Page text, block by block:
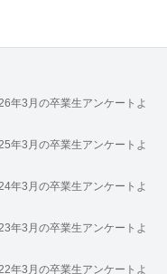
年3月の卒業生アンケートよ
年3月の卒業生アンケートよ
年3月の卒業生アンケートよ
年3月の卒業生アンケートよ
年3月の卒業生アンケートよ